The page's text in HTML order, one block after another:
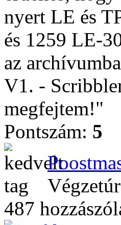
nyert LE és
és 1259 LE-
az
V1. -
megfejtem!"
Pontszám: 5
487